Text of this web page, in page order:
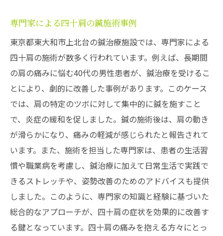
鍼治療で得た成果と日常生活の変化
四十肩患者が語る鍼治療の実感
鍼治療後の生活改善のエピソード
四十肩の痛みを解消する鍼治療の効果と実績
四十肩軽減に成功した鍼治療実績
鍼治療による痛みの大幅な改善例
鍼治療が四十肩に与えた効果の研究
痛み解消における鍼の実用性
四十肩痛みの根本治療としての鍼
鍼治療で得られた痛み軽減の実績
専門家による四十肩の鍼施術事例
東京都東大和市上北台の鍼治療施設では、専門家による
四十肩の施術が数多く行われています。例えば、長期間
の肩の痛みに悩む40代の男性患者が、鍼治療を受けるこ
とにより、劇的に改善した事例があります。このケース
では、肩の特定のツボに対して集中的に鍼を施すこと
で、炎症の緩和を促しました。鍼の施術後は、肩の動き
が滑らかになり、痛みの軽減が感じられたと報告されて
います。また、施術を担当した専門家は、患者の生活習
慣や職業病を考慮し、鍼治療に加えて日常生活で実践で
きるストレッチや、姿勢改善のためのアドバイスも提供
しました。このように、専門家の知識と経験に基づいた
総合的なアプローチが、四十肩の症状を効果的に改善す
る鍵となっています。四十肩の痛みを抱える方々にとっ